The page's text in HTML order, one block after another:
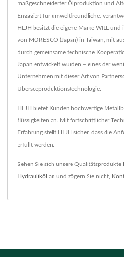
maßgeschneiderter Ölproduktion und
Engagiert für umweltfreundliche,
HLJH besitzt die eigene Marke WILL
von MORESCO (Japan) in Taiwan, mit
durch gemeinsame technische
Japan entwickelt wurden – eines der
Unternehmen mit dieser Art von
Überseeproduktionstechnologie.
HLJH bietet Kunden hochwertige
flüssigkeiten an. Mit fortschrittlicher
Erfahrung stellt HLJH sicher, dass die
erfüllt werden.
Sehen Sie sich unsere Qualitätsprodukte
Hydrauliköl an und zögern Sie nicht,